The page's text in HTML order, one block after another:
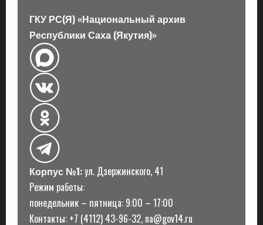
и
с
и
ГКУ РС(Я) «Национальный архив
Республики Саха (Якутия)»
Корпус №1:ул. Дзержинского, 41
Режим работы:
понедельник – пятница: 9:00 – 17:00
Контакты: +7 (4112) 43-96-32, na@gov14.ru